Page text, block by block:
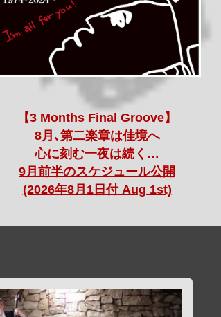
【3 Months Final Groove】
8月､第二楽章は佳境へ
心に刻む一夜は続く…
9月前半のスケジュール公開
(2026年8月1日付 Aug 1st)